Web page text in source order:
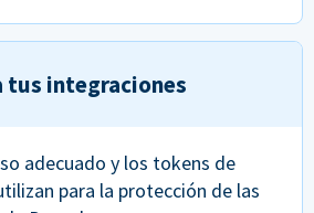
tus integraciones
adecuado y los tokens de
para la protección de las